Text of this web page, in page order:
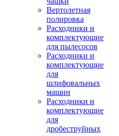
Вертолетная
полировка
Расходники и
комплектующие
для пылесосов
Расходники и
комплектующие
для
шлифовальных
машин
Расходники и
комплектующие
для
дробеструйных